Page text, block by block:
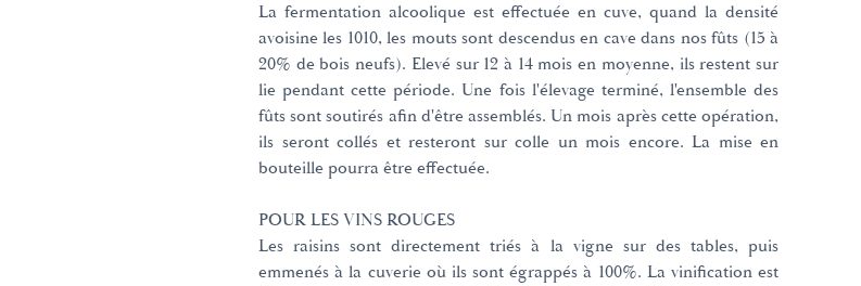
La fermentation alcoolique est effectuée en cuve, quand la densité
avoisine les 1010, les mouts sont descendus en cave dans nos fûts (15 à
20% de bois neufs). Elevé sur 12 à 14 mois en moyenne, ils restent sur
lie pendant cette période. Une fois l'élevage terminé, l'ensemble des
fûts sont soutirés afin d'être assemblés. Un mois après cette opération,
ils seront collés et resteront sur colle un mois encore. La mise en
bouteille pourra être effectuée.
POUR LES VINS ROUGES
Les raisins sont directement triés à la vigne sur des tables, puis
emmenés à la cuverie où ils sont égrappés à 100%. La vinification est